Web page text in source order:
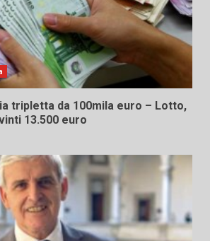
tripletta da 100mila euro – Lotto,
13.500 euro